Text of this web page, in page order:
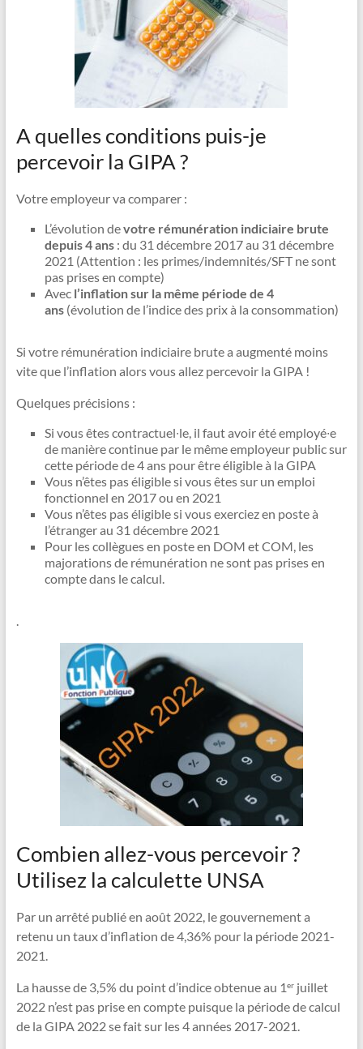
A quelles conditions puis-je
percevoir la GIPA ?
Votre employeur va comparer :
L’évolution devotre rémunération indiciaire brute
depuis 4 ans: du 31 décembre 2017 au 31 décembre
2021 (Attention : les primes/indemnités/SFT ne sont
pas prises en compte)
Avec l’inflation sur la même période de 4
ans(évolution de l’indice des prix à la consommation)
Si votre rémunération indiciaire brute a augmenté moins
vite que l’inflation alors vous allez percevoir la GIPA !
Quelques précisions :
Si vous êtes contractuel∙le, il faut avoir été employé∙e
de manière continue par le même employeur public sur
cette période de 4 ans pour être éligible à la GIPA
Vous n’êtes pas éligible si vous êtes sur un emploi
fonctionnel en 2017 ou en 2021
Vous n’êtes pas éligible si vous exerciez en poste à
l’étranger au 31 décembre 2021
Pour les collègues en poste en DOM et COM, les
majorations de rémunération ne sont pas prises en
compte dans le calcul.
.
Combien allez-vous percevoir ?
Utilisez la calculette UNSA
Par un arrêté publié en août 2022, le gouvernement a
retenu un taux d’inflation de 4,36% pour la période 2021-
2021.
La hausse de 3,5% du point d’indice obtenue au 1erjuillet
2022 n’est pas prise en compte puisque la période de calcul
de la GIPA 2022 se fait sur les 4 années 2017-2021.